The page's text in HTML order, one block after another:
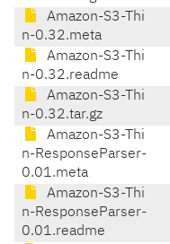
Amazon-S3-Thi
n-0.32.meta
Amazon-S3-Thi
n-0.32.readme
Amazon-S3-Thi
n-0.32.tar.gz
Amazon-S3-Thi
n-ResponseParser-
0.01.meta
Amazon-S3-Thi
n-ResponseParser-
0.01.readme